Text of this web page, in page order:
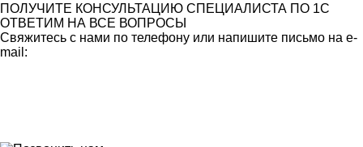
ПОЛУЧИТЕ КОНСУЛЬТАЦИЮ СПЕЦИАЛИСТА ПО 1С
ОТВЕТИМ НА ВСЕ ВОПРОСЫ
Свяжитесь с нами по телефону или напишите письмо на e-
mail: